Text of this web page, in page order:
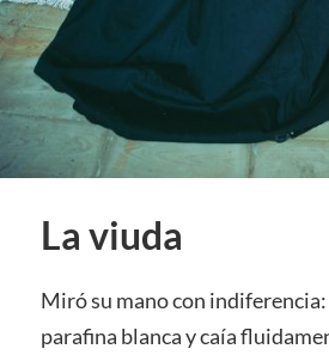
La viuda
Miró su mano con
parafina blanca y caía